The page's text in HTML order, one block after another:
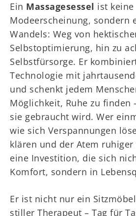
Ein Massagesessel ist keine
Modeerscheinung, sondern
Wandels: Weg von
Selbstoptimierung, hin zu
Selbstfürsorge. Er
Technologie mit
und schenkt jedem
Möglichkeit, Ruhe zu finden
sie gebraucht wird. Wer
wie sich Verspannungen
klären und der Atem
eine Investition, die sich
Komfort, sondern in
Er ist nicht nur ein
stiller Therapeut – Tag für